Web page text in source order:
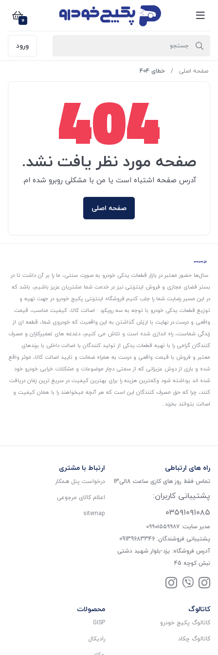
0
ورود
صفحه اصلی خطای 404
404
صفحه مورد نظر یافت نشد.
آدرس صفحه اشتباه است یا من با مشکلی روبرو شده ام.
صفحه اصلی
سال‌ها حضور معتبر در بازار قطعات یدکی خودرو به صورت سنتی، ما را بر آن داشت تا در
بستر فضای مجازی و فروش اینترنتی نیز در خدمت شما مشتریان عزیز باشیم، باشد که
در این مسیر رضایت شما را جلب کنیم.فروشگاه اینترنتی پکیج خودرو در جهت تهیه و
توزیع قطعات یدکی خودرو با توجه به سه رویکرد : اصالت کالا، کیفیت مناسب، قیمت
واقعی و درست.در نهایت با ارزش گذاشتن به این واقعیت که خودروی شما، قطعه ای از
زندگی شماست، راه اندازی شده است و تلاش می کنیم، دغدغه های تعمیرکاران و مصرف
کنندگان گرامی را با تهیه قطعات یدکی از تولید کنندگان با اصالت داخلی با برندهای
معتبر و فروش با قیمت واقعی و درست به همراه ضمانت و تایید اصالت کالا، موثر واقع
شده و باری از دوش عزیزانی که از سمتی دچار موضوعات و مشکلات خرابی خودرو خود
شده اند برداشته شود و‌کمترین هزینه را برای بهترین کیفیت در سریع ترین زمان دریافت
کنند، چرا که حق مصرف کنندگان این است که هر آنچه میخواهند را با همان کیفیت و
اصالت بتوانند بخرند..
راه های ارتباطی
تماس فقط روز های کاری ساعت 8الی13
پشتیبانی کاربران:
۰۳۵۹۱۰۹۱۰۸۵
مدیر سایت: ۰۹۹۰۱۵۵۹۹۸۷
پشتیبانی فروشندگان: 09139683346
آدرس فروشگاه: یزد-بلوار شهید دشتی
نبش کوچه 45
ارتباط با مشتری
درخواست پنل همکار
اعلام کالای مرجوعی
sitemap
کاتالوگ
کاتالوگ پکیج خودرو
کاتالوگ چکاد
محصولات
GISP
رادیکال